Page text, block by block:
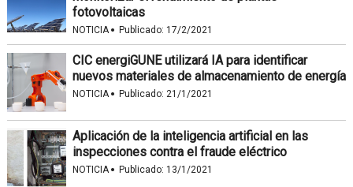
fotovoltaicas
NOTICIA· Publicado: 17/2/2021
CIC energiGUNE utilizará IA para identificar
nuevos materiales de almacenamiento de energía
NOTICIA· Publicado: 21/1/2021
Aplicación de la inteligencia artificial en las
inspecciones contra el fraude eléctrico
NOTICIA· Publicado: 13/1/2021